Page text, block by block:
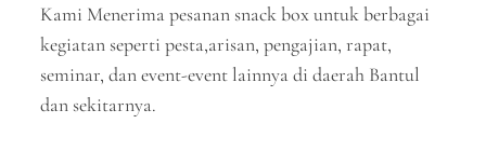
Kami Menerima pesanan snack box untuk berbagai
kegiatan seperti pesta,arisan, pengajian, rapat,
seminar, dan event-event lainnya di daerah Bantul
dan sekitarnya.